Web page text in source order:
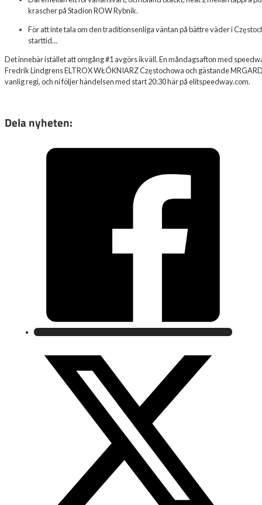
krascher på Stadion ROW Rybnik.
För att inte tala om den traditionsenliga väntan på bättre väder i
starttid…
Det innebär istället att omgång #1 avgörs ikväll. En måndagsafton med
Fredrik Lindgrens ELTROX WŁÓKNIARZ Częstochowa och gästande
vanlig regi, och ni följer händelsen med start 20:30 här på elitspeedway.com.
Dela nyheten: